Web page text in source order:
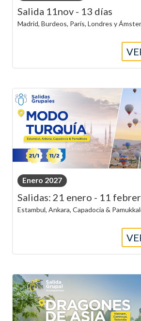
Salida 11nov - 13 días
Madrid, Burdeos, París, Londres y
Enero 2027
Salidas: 21 enero - 11
Estambul, Ankara, Capadocia &